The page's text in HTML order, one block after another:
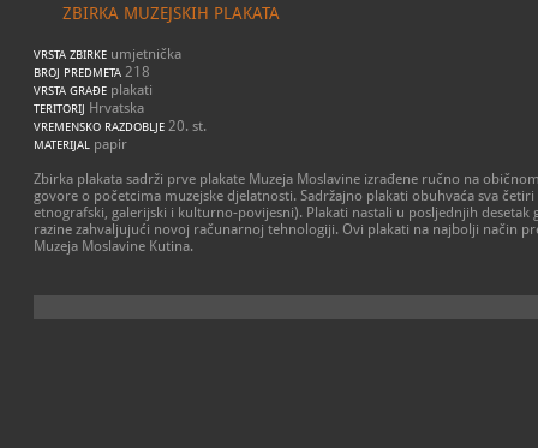
ZBIRKA MUZEJSKIH PLAKATA
VRSTA ZBIRKE umjetnička
BROJ PREDMETA 218
VRSTA GRAĐE plakati
TERITORIJ Hrvatska
VREMENSKO RAZDOBLJE 20. st.
MATERIJAL papir
Zbirka plakata sadrži prve plakate Muzeja Moslavine izrađene ručno na
govore o početcima muzejske djelatnosti. Sadržajno plakati obuhvaća sva
etnografski, galerijski i kulturno-povijesni). Plakati nastali u posljednjih desetak
razine zahvaljujući novoj računarnoj tehnologiji. Ovi plakati na najbolji način
Muzeja Moslavine Kutina.